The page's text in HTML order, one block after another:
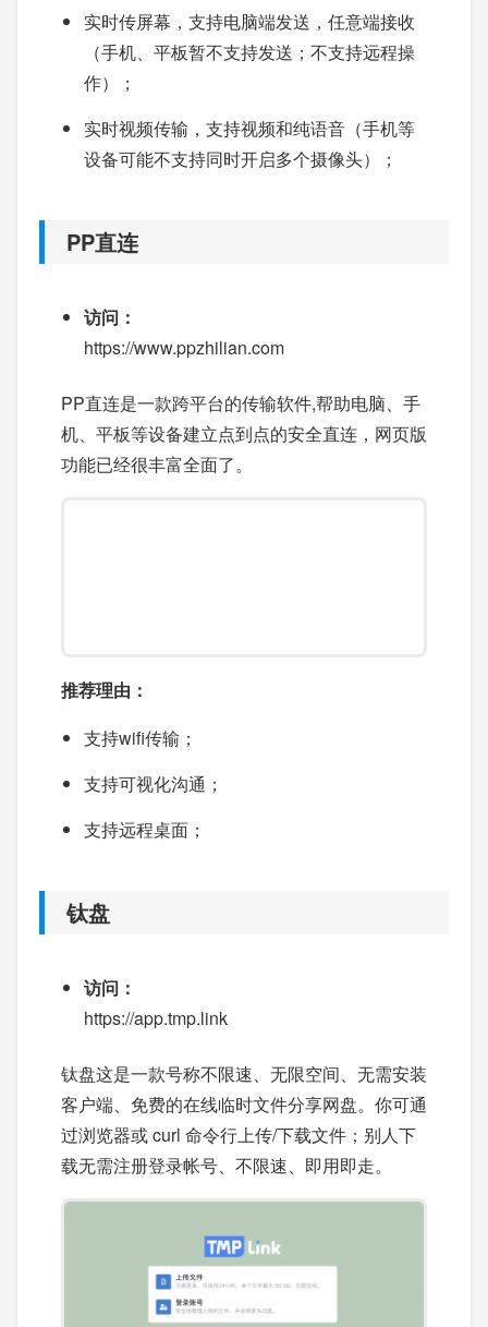
实时传屏幕，支持电脑端发送，任意端接收
（手机、平板暂不支持发送；不支持远程操
作）；
实时视频传输，支持视频和纯语音（手机等
设备可能不支持同时开启多个摄像头）；
PP直连
访问：
https://www.ppzhilian.com
PP直连是一款跨平台的传输软件,帮助电脑、手
机、平板等设备建立点到点的安全直连，网页版
功能已经很丰富全面了。
推荐理由：
支持wifi传输；
支持可视化沟通；
支持远程桌面；
钛盘
访问：
https://app.tmp.link
钛盘这是一款号称不限速、无限空间、无需安装
客户端、免费的在线临时文件分享网盘。你可通
过浏览器或 curl 命令行上传/下载文件；别人下
载无需注册登录帐号、不限速、即用即走。